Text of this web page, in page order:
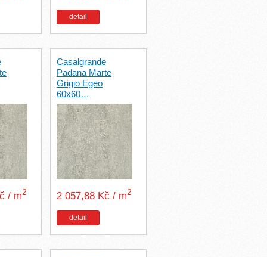
detail
/ m2
Casalgrande
Padana Marte
Grigio Egeo
60x60…
2 057,88 Kč / m2
detail